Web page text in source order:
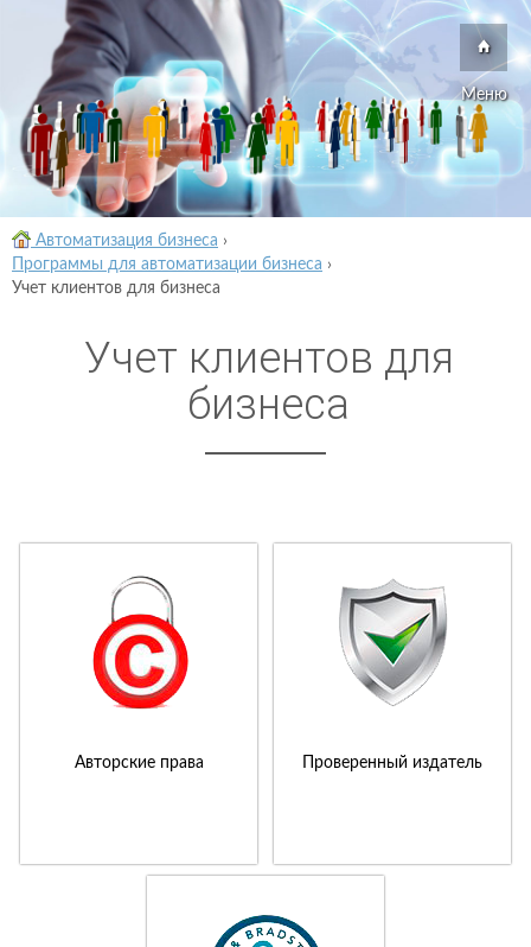
Меню
Автоматизация бизнеса ›
Программы для автоматизации бизнеса ›
Учет клиентов для бизнеса
Учет клиентов для
бизнеса
Авторские права Проверенный издатель